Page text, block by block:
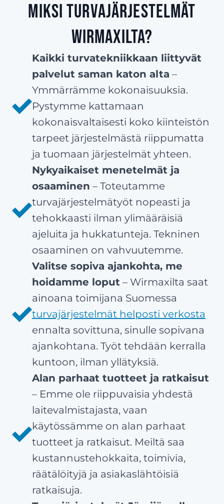
Miksi turvajärjestelmät
Wirmaxilta?
Kaikki turvatekniikkaan liittyvät
palvelut saman katon alta –
Ymmärrämme kokonaisuuksia.
Pystymme kattamaan
kokonaisvaltaisesti koko kiinteistön
tarpeet järjestelmästä riippumatta
ja tuomaan järjestelmät yhteen.
Nykyaikaiset menetelmät ja
osaaminen – Toteutamme
turvajärjestelmätyöt nopeasti ja
tehokkaasti ilman ylimääräisiä
ajeluita ja hukkatunteja. Tekninen
osaaminen on vahvuutemme.
Valitse sopiva ajankohta, me
hoidamme loput – Wirmaxilta saat
ainoana toimijana Suomessa
turvajärjestelmät helposti verkosta
ennalta sovittuna, sinulle sopivana
ajankohtana. Työt tehdään kerralla
kuntoon, ilman yllätyksiä.
Alan parhaat tuotteet ja ratkaisut
– Emme ole riippuvaisia yhdestä
laitevalmistajasta, vaan
käytössämme on alan parhaat
tuotteet ja ratkaisut. Meiltä saa
kustannustehokkaita, toimivia,
räätälöityjä ja asiakaslähtöisiä
ratkaisuja.